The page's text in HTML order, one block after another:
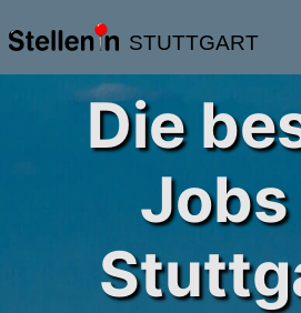
STUTTGART
Die